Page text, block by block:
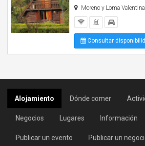
Moreno y Loma
Consultar
Alojamiento Dónde comer
Negocios Lugares Información
Publicar un evento Publicar un